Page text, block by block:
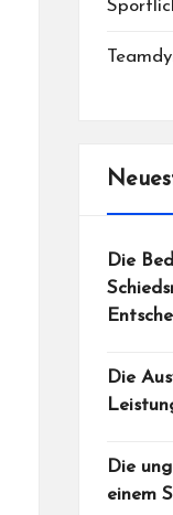
Die
Die
Die
einem